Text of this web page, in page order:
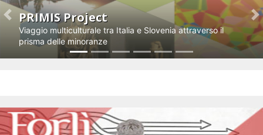
PRIMIS Project
Viaggio multiculturale tra Italia e Slovenia attraverso il
prisma delle minoranze
Previous